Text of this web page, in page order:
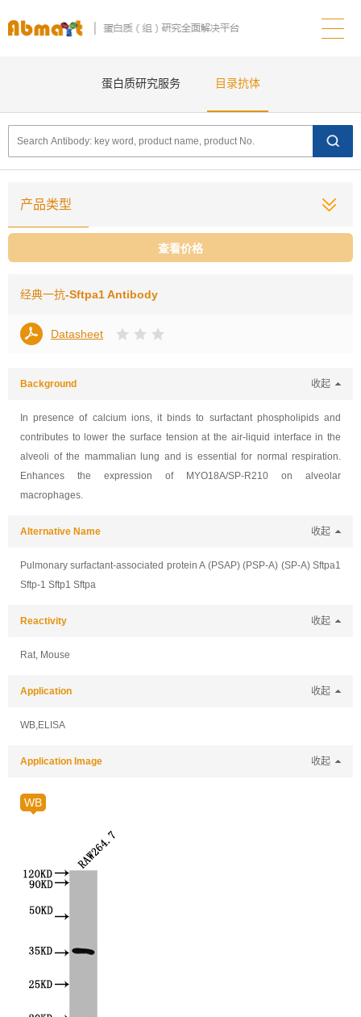
蛋白质研究服务 目录抗体
产品类型
查看价格
经典一抗-Sftpa1 Antibody
Datasheet
Background 收起
In presence of calcium ions, it binds to surfactant phospholipids and
contributes to lower the surface tension at the air-liquid interface in the
alveoli of the mammalian lung and is essential for normal respiration.
Enhances the expression of MYO18A/SP-R210 on alveolar
macrophages.
Alternative Name 收起
Pulmonary surfactant-associated protein A (PSAP) (PSP-A) (SP-A) Sftpa1
Sftp-1 Sftp1 Sftpa
Reactivity 收起
Rat, Mouse
Application 收起
WB,ELISA
Application Image 收起
WB